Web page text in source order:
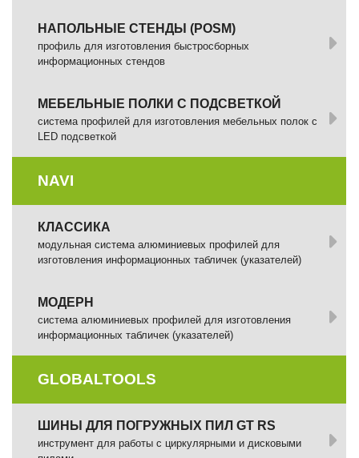
НАПОЛЬНЫЕ СТЕНДЫ (POSM)
профиль для изготовления быстросборных
информационных стендов
МЕБЕЛЬНЫЕ ПОЛКИ С ПОДСВЕТКОЙ
cистема профилей для изготовления мебельных полок с
LED подсветкой
NAVI
КЛАССИКА
модульная система алюминиевых профилей для
изготовления информационных табличек (указателей)
МОДЕРН
система алюминиевых профилей для изготовления
информационных табличек (указателей)
GLOBALTOOLS
ШИНЫ ДЛЯ ПОГРУЖНЫХ ПИЛ GT RS
инструмент для работы с циркулярными и дисковыми